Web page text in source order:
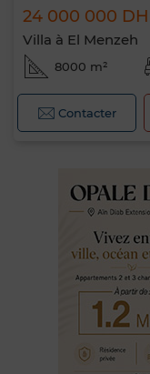
24 000 000 DH
Villa à El Menzeh
8000 m²
Contacter